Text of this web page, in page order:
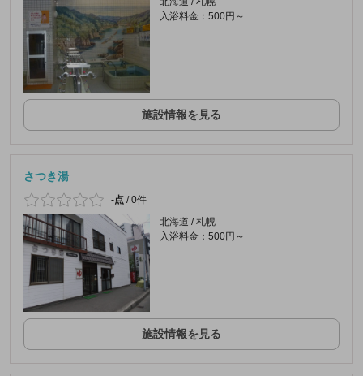
入浴料金：500円～
施設情報を見る
さつき湯
-点 /0件
北海道 / 札幌
入浴料金：500円～
施設情報を見る